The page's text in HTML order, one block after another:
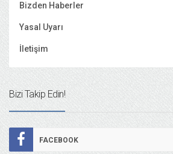
Bizden Haberler
Yasal Uyarı
İletişim
Bizi Takip Edin!
FACEBOOK